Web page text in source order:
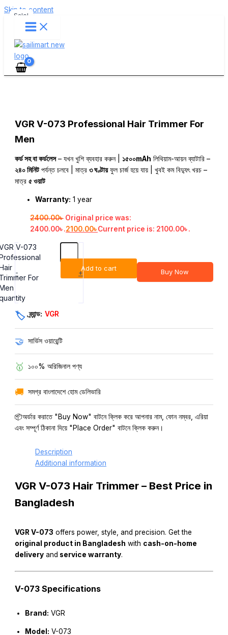
Skip to content
Sale!
VGR V-073 Professional Hair Trimmer For
Men
কর্ড সহ বা কর্ডলেস– যখন খুশি ব্যবহার করুন | ১৫০০mAh লিথিয়াম-আয়ন ব্যাটারি –
২৪০ মিনিটপর্যন্ত চলবে | মাত্র৩ ঘণ্টায়ফুল চার্জ হয়ে যায় | খুবই কম বিদ্যুৎ খরচ –
মাত্র৫ ওয়াট
Warranty: 1 year
2400.00৳ Original price was:
2400.00৳ .2100.00৳Current price is: 2100.00৳ .
-
V-073
For
+
Add to cart Buy Now
🏷️ ব্র্যান্ড: VGR
🤝 সার্ভিস ওয়ারেন্টি
🥇 ১০০% অরিজিনাল পণ্য
🚚 সমগ্র বাংলাদেশে হোম ডেলিভারি
📦অর্ডার করাতে "Buy Now" বাটনে ক্লিক করে আপনার নাম, ফোন নম্বর, এরিয়া
এবং সম্পূর্ণ ঠিকানা দিয়ে "Place Order" বাটনে ক্লিক করুন।
Description
Additional information
VGR V-073 Hair Trimmer – Best Price in
Bangladesh
VGR V-073 offers power, style, and precision. Get the
original product in Bangladesh with cash-on-home
delivery and service warranty.
V-073 Specifications
Brand: VGR
Model: V-073